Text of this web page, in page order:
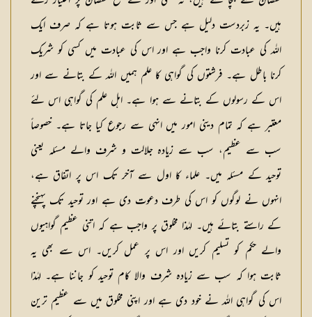
ہیں۔ یہ زبردست دلیل ہے جس سے ثابت ہوتا ہے کہ صرف ایک
اللہ کی عبادت کرنا واجب ہے اور اس کی عبادت میں کسی کو شریک
کرنا باطل ہے۔ فرشتوں کی گواہی کا علم ہمیں اللہ کے بتانے سے اور
اس کے رسولوں کے بتانے سے ہوا ہے۔ اہل علم کی گواہی اس لئے
معتبر ہے کہ تمام دینی امور میں انہی سے رجوع کیا جاتا ہے۔ خصوصاً
سب سے عظیم، سب سے زیادہ جلالت و شرف والے مسئلہ یعنی
توحید کے مسئلہ میں۔ علماء کا اول سے آخر تک اس پر اتفاق ہے،
انہوں نے لوگوں کو اس کی طرف دعوت دی ہے اور توحید تک پہنچنے
کے راستے بتائے ہیں۔ لہٰذا مخلوق پر واجب ہے کہ اتنی عظیم گواہیوں
والے حکم کو تسلیم کریں اور اس پر عمل کریں۔ اس سے بھی یہ
ثابت ہوا کہ سب سے زیادہ شرف والا کام توحید کو جاننا ہے۔ لہٰذا
اس کی گواہی اللہ نے خود دی ہے اور اپنی مخلوق میں سے عظیم ترین